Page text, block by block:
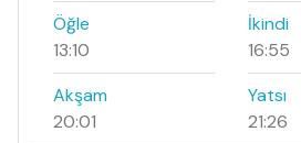
Öğle
13:10
İkindi
16:55
Akşam
20:01
Yatsı
21:26